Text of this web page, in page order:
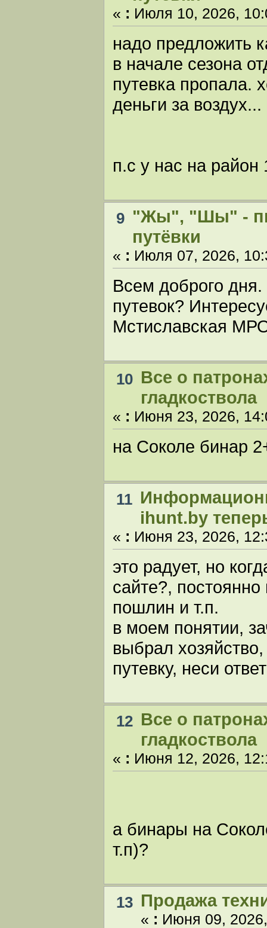
« : Июля 10, 2026,
надо предложить
в начале сезона
путевка пропала.
деньги за
п.с у нас на район
9 "Жы", "Шы" -
путёвки
« : Июля 07, 2026,
Всем доброго
путевок?
Мстиславская
10 Все о
гладкоствола
« : Июня 23, 2026,
на Соколе бинар
11
ihunt.by
« : Июня 23, 2026,
это радует, но
сайте?,
пошлин и т.п.
в моем понятии,
выбрал
путевку, неси
12 Все о
гладкоствола
« : Июня 12, 2026,
а бинары на
т.п)?
13 Продажа
« : Июня 09,